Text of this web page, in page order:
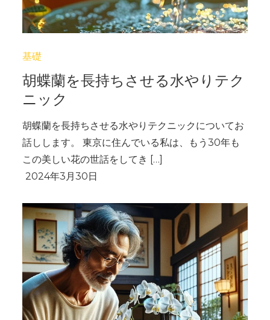
基礎
胡蝶蘭を長持ちさせる水やりテク
ニック
胡蝶蘭を長持ちさせる水やりテクニックについてお
話しします。 東京に住んでいる私は、もう30年も
この美しい花の世話をしてき […]